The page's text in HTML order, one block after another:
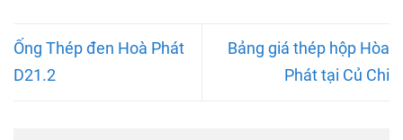
Ống Thép đen Hoà Phát
D21.2
Bảng giá thép hộp Hòa
Phát tại Củ Chi